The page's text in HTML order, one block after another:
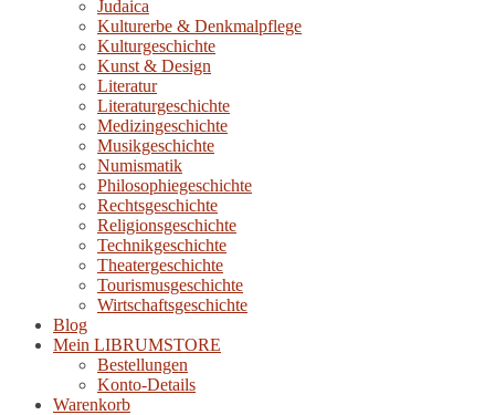
Judaica
Kulturerbe & Denkmalpflege
Kulturgeschichte
Kunst & Design
Literatur
Literaturgeschichte
Medizingeschichte
Musikgeschichte
Numismatik
Philosophiegeschichte
Rechtsgeschichte
Religionsgeschichte
Technikgeschichte
Theatergeschichte
Tourismusgeschichte
Wirtschaftsgeschichte
Blog
Mein LIBRUMSTORE
Bestellungen
Konto-Details
Warenkorb